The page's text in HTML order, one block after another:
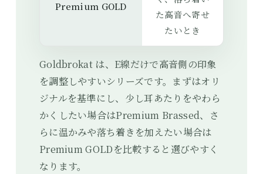
Premium GOLD
た高音へ寄せ
たいとき
Goldbrokat は、E線だけで高音側の印象
を調整しやすいシリーズです。まずはオリ
ジナルを基準にし、少し耳あたりをやわら
かくしたい場合はPremium Brassed、さ
らに温かみや落ち着きを加えたい場合は
Premium GOLDを比較すると選びやすく
なります。